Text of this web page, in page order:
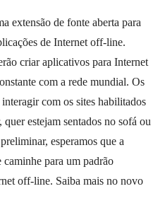
extensão de fonte aberta para
de Internet off-line.
criar aplicativos para Internet
com a rede mundial. Os
com os sites habilitados
estejam sentados no sofá ou
esperamos que a
para um padrão
off-line. Saiba mais no novo